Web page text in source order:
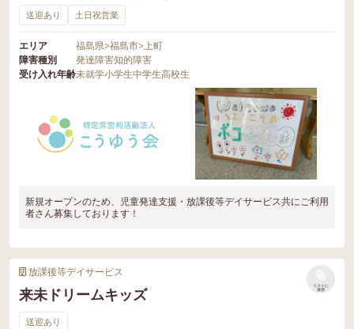
送迎あり 土日祝営業
エリア 福島県>福島市>上町
障害種別
発達障害知的障害
受け入れ年齢未就学小学生中学生高校生
新規オープンのため、児童発達支援・放課後等デイサービス共にご利用
者さん募集しております！
放課後等デイサービス
来未ドリームキッズ
リストに
保存
送迎あり